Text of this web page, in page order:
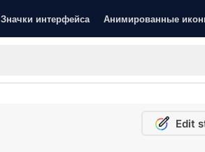
Значки интерфейса Анимированные
Edit